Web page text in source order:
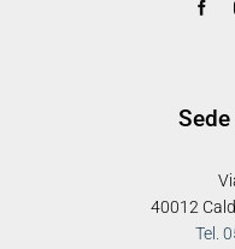
40012
Tel.